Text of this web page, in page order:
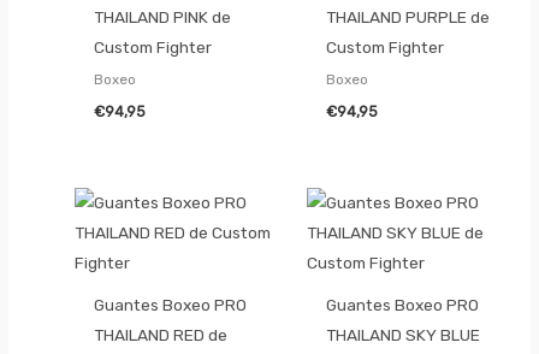
THAILAND PINK de
Custom Fighter
Boxeo
€94,95
THAILAND PURPLE de
Custom Fighter
Boxeo
€94,95
Guantes Boxeo PRO
THAILAND RED de
Guantes Boxeo PRO
THAILAND SKY BLUE